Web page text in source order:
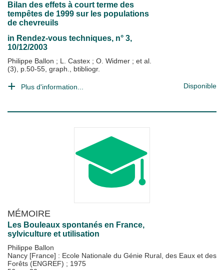
Bilan des effets à court terme des
tempêtes de 1999 sur les populations
de chevreuils
in Rendez-vous techniques, n° 3,
10/12/2003
Philippe Ballon ; L. Castex ; O. Widmer ; et al.
(3), p.50-55, graph., btibliogr.
Plus d'information... Disponible
MÉMOIRE
Les Bouleaux spontanés en France,
sylviculture et utilisation
Philippe Ballon
Nancy [France] : Ecole Nationale du Génie Rural, des Eaux et des
Forêts (ENGREF) ; 1975